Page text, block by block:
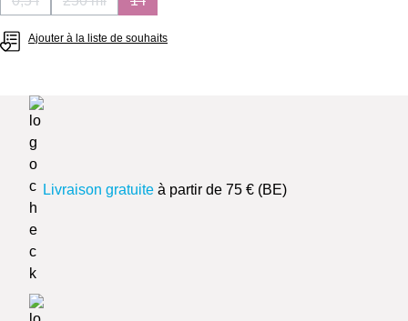
(Cette option n'est pas disponible pour le moment.)
(Cette option n'est pas disponible pour le moment.)
Ajouter à la liste de souhaits
Livraison gratuite à partir de 75 € (BE)